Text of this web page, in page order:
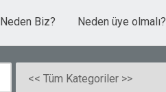
Neden Biz? Neden üye olmalı?